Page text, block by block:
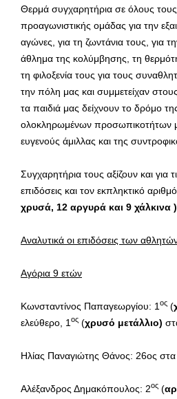
Θερμά συγχαρητήρια σε όλους τους
προαγωνιστικής ομάδας για την
αγώνες, για τη ζωντάνια τους, για
άθλημα της κολύμβησης, τη
τη φιλοξενία τους για τους
την πόλη μας και συμμετείχαν
τα παιδιά μας δείχνουν το δρόμο
ολοκληρωμένων προσωπικοτήτων
ευγενούς άμιλλας και της
Συγχαρητήρια τους αξίζουν και για
επιδόσεις και τον εκπληκτικό
χρυσά, 12 αργυρά και 9 χάλκινα
Αναλυτικά οι επιδόσεις των
Αγόρια 9 ετών
Κωνσταντίνος Παπαγεωργίου: 1 ος (
ελεύθερο, 1 ος (χρυσό μετάλλιο)
Ηλίας Παναγιώτης Θάνος: 26ος στα
Αλέξανδρος Δημακόπουλος: 2ος (